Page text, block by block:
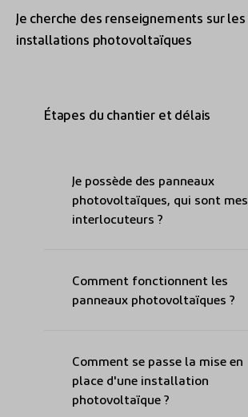
Je cherche des renseignements sur les
installations photovoltaïques
Étapes du chantier et délais
Je possède des panneaux
photovoltaïques, qui sont mes
interlocuteurs ?
Comment fonctionnent les
panneaux photovoltaïques ?
Comment se passe la mise en
place d'une installation
photovoltaïque ?